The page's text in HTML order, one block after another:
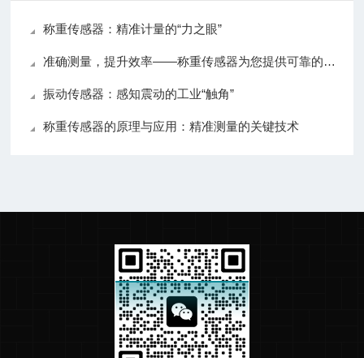
称重传感器：精准计量的“力之眼”
准确测量，提升效率——称重传感器为您提供可靠的数据支持
振动传感器：感知震动的工业“触角”
称重传感器的原理与应用：精准测量的关键技术